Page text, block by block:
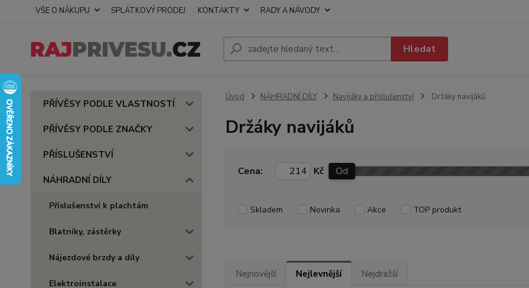
VŠE O NÁKUPU SPLÁTKOVÝ PRODEJ KONTAKTY RADY A NÁVODY
Hledat
PŘÍVĚSY PODLE VLASTNOSTÍ
PŘÍVĚSY PODLE ZNAČKY
PŘÍSLUŠENSTVÍ
NÁHRADNÍ DÍLY
Příslušenství k plachtám
Blatníky, zástěrky
Nájezdové brzdy a díly
Elektroinstalace
Úvod NÁHRADNÍ DÍLY Navijáky a příslušenství Držáky navijáků
Držáky navijáků
Cena: Kč Od
Skladem Novinka Akce TOP produkt
Nejnovější Nejlevnější Nejdražší